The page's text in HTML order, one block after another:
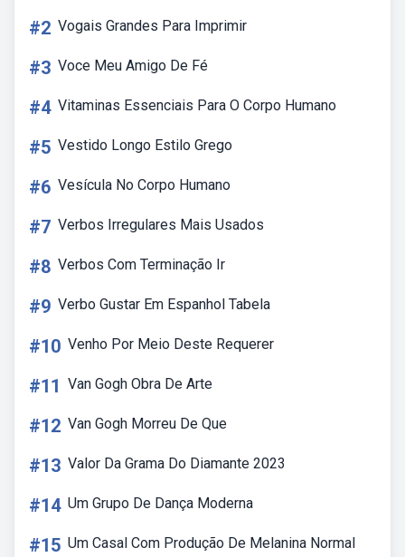
#2 Vogais Grandes Para Imprimir
#3 Voce Meu Amigo De Fé
#4 Vitaminas Essenciais Para O Corpo Humano
#5 Vestido Longo Estilo Grego
#6 Vesícula No Corpo Humano
#7 Verbos Irregulares Mais Usados
#8 Verbos Com Terminação Ir
#9 Verbo Gustar Em Espanhol Tabela
#10 Venho Por Meio Deste Requerer
#11 Van Gogh Obra De Arte
#12 Van Gogh Morreu De Que
#13 Valor Da Grama Do Diamante 2023
#14 Um Grupo De Dança Moderna
#15 Um Casal Com Produção De Melanina Normal